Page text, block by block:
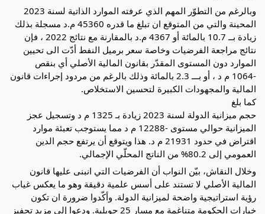
وبالرغم من التطوّر المهم الذي عرفته الموارد الذاتية لسنة 2023
المحينة والتي من المتوقع ان تبلغ ما قدره 45360 م.د مسجلة بذلك
زيادة بــ 10.7 بالمائة أو 4367 م.د بالمقارنة مع نتائج 2022 ، فإن
نتائج مراجعة الفرضيات وخاصة سعر برميل النفط أدّت الى تحيين
الموارد دون المستوى المقدّر بقانون المالية الأصلي أي بنقص
-1064 م د ، أو بـــ 2.3 بالمائة وذلك بالرغم من مردود إجراءات قانون
المالية والمجهودات الكبيرة لتحسين الاستخلاص.
كما بلغ
حجم ميزانية الدولة لسنة 2023 زيادة بـ 1325 م د وتسجيل عجز
الميزانية حوالي مستوى -12288 م د مما يستوجب تعبئة موارد
اقتراض في حدود 21931 م د. هذا ويتوقع أن يرتفع حجم الدين
العمومي إلى 80.2% من الناتج المحلّي الإجمالي.
وخلال النقاش، بيّن النواب أن الفرضيات التي انبنى عليها قانون
المالية الأصلي لا تستند على أسس علمية دقيقة وهو ما يعكس غياب
رؤية استراتيجية واضحة لميزانية الدولة. وأكّدوا ضرورة ان تكون
خيارات الحكومة متناغمة مع مسار 25 جويلية. ودعوا إلى مزيد تحفيز